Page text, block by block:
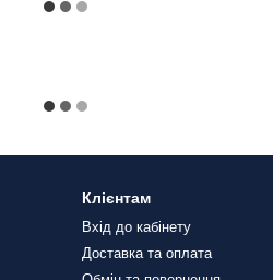
Клієнтам
Вхід до кабінету
Доставка та оплата